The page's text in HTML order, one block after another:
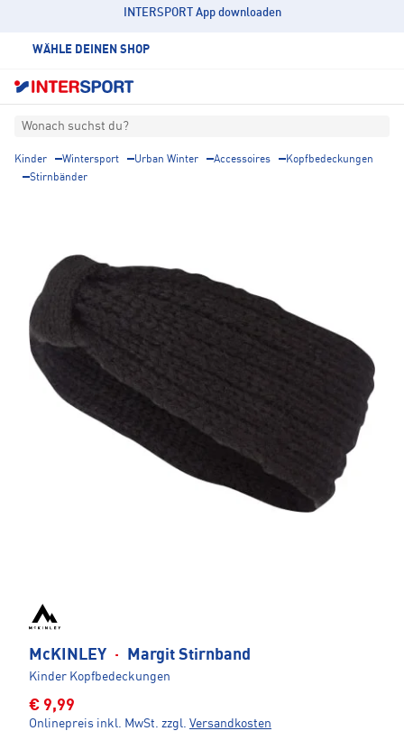
INTERSPORT App downloaden
WÄHLE DEINEN SHOP
Wonach suchst du?
Kinder Wintersport Urban Winter Accessoires
Kopfbedeckungen
Stirnbänder
McKINLEY · Margit Stirnband
Kinder Kopfbedeckungen
€ 9,99
Onlinepreis inkl. MwSt. zzgl. Versandkosten